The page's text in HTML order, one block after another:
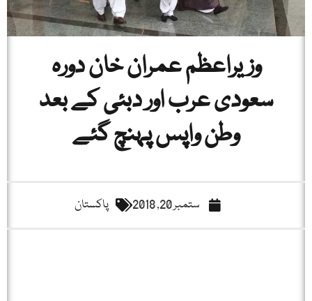
وزیراعظم عمران خان دورہ
سعودی عرب اور دبئی کے بعد
وطن واپس پہنچ گئے
ستمبر 20, 2018 پاکستان